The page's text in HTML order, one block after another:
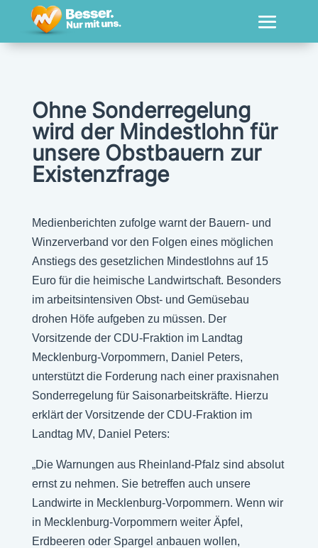
Ohne Sonderregelung
wird der Mindestlohn für
unsere Obstbauern zur
Existenzfrage
Medienberichten zufolge warnt der Bauern- und
Winzerverband vor den Folgen eines möglichen
Anstiegs des gesetzlichen Mindestlohns auf 15
Euro für die heimische Landwirtschaft. Besonders
im arbeitsintensiven Obst- und Gemüsebau
drohen Höfe aufgeben zu müssen. Der
Vorsitzende der CDU-Fraktion im Landtag
Mecklenburg-Vorpommern, Daniel Peters,
unterstützt die Forderung nach einer praxisnahen
Sonderregelung für Saisonarbeitskräfte. Hierzu
erklärt der Vorsitzende der CDU-Fraktion im
Landtag MV, Daniel Peters:
„Die Warnungen aus Rheinland-Pfalz sind absolut
ernst zu nehmen. Sie betreffen auch unsere
Landwirte in Mecklenburg-Vorpommern. Wenn wir
in Mecklenburg-Vorpommern weiter Äpfel,
Erdbeeren oder Spargel anbauen wollen,